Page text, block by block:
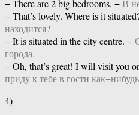
− There are 2 big bedrooms. −В
− That’s lovely. Where is it
находится?
− It is situated in the city centre. −
города.
− Oh, that’s great! I will visit you
приду к тебе в гости
4)